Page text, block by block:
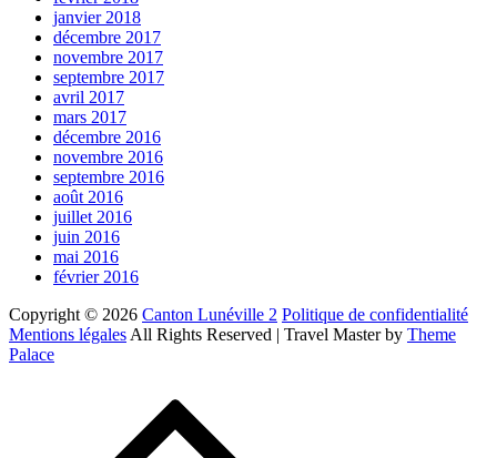
janvier 2018
décembre 2017
novembre 2017
septembre 2017
avril 2017
mars 2017
décembre 2016
novembre 2016
septembre 2016
août 2016
juillet 2016
juin 2016
mai 2016
février 2016
Copyright © 2026 Canton Lunéville 2 Politique de confidentialité
Mentions légales All Rights Reserved | Travel Master by Theme
Palace